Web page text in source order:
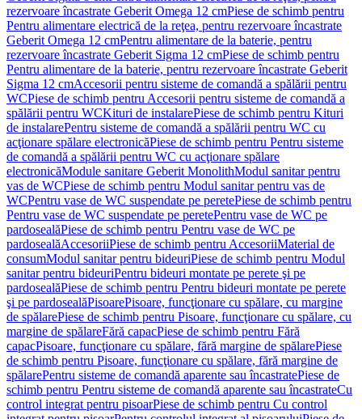
rezervoare încastrate Geberit Omega 12 cmPiese de schimb pentru
Pentru alimentare electrică de la reţea, pentru rezervoare încastrate
Geberit Omega 12 cmPentru alimentare de la baterie, pentru
rezervoare încastrate Geberit Sigma 12 cmPiese de schimb pentru
Pentru alimentare de la baterie, pentru rezervoare încastrate Geberit
Sigma 12 cmAccesorii pentru sisteme de comandă a spălării pentru
WCPiese de schimb pentru Accesorii pentru sisteme de comandă a
spălării pentru WCKituri de instalarePiese de schimb pentru Kituri
de instalarePentru sisteme de comandă a spălării pentru WC cu
acţionare spălare electronicăPiese de schimb pentru Pentru sisteme
de comandă a spălării pentru WC cu acţionare spălare
electronicăModule sanitare Geberit MonolithModul sanitar pentru
vas de WCPiese de schimb pentru Modul sanitar pentru vas de
WCPentru vase de WC suspendate pe peretePiese de schimb pentru
Pentru vase de WC suspendate pe peretePentru vase de WC pe
pardosealăPiese de schimb pentru Pentru vase de WC pe
pardosealăAccesoriiPiese de schimb pentru AccesoriiMaterial de
consumModul sanitar pentru bideuriPiese de schimb pentru Modul
sanitar pentru bideuriPentru bideuri montate pe perete şi pe
pardosealăPiese de schimb pentru Pentru bideuri montate pe perete
şi pe pardosealăPisoarePisoare, funcţionare cu spălare, cu margine
de spălarePiese de schimb pentru Pisoare, funcţionare cu spălare, cu
margine de spălareFără capacPiese de schimb pentru Fără
capacPisoare, funcţionare cu spălare, fără margine de spălarePiese
de schimb pentru Pisoare, funcţionare cu spălare, fără margine de
spălarePentru sisteme de comandă aparente sau încastratePiese de
schimb pentru Pentru sisteme de comandă aparente sau încastrateCu
control integrat pentru pisoarPiese de schimb pentru Cu control